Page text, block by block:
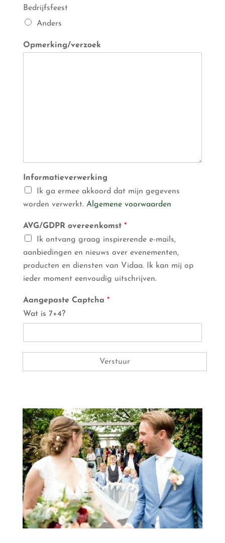
n
u
m
e
Bedrijfsfeest
Anders
Opmerking/verzoek
Informatieverwerking
Ik ga ermee akkoord dat mijn gegevens
worden verwerkt. Algemene voorwaarden
AVG/GDPR overeenkomst *
Ik ontvang graag inspirerende e-mails,
aanbiedingen en nieuws over evenementen,
producten en diensten van Vidaa. Ik kan mij op
ieder moment eenvoudig uitschrijven.
Aangepaste Captcha *
Wat is 7+4?
Verstuur